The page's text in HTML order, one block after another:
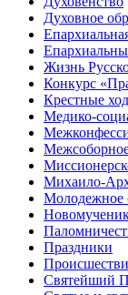
Духовное
Жизнь
Конкурс
Крестные
Медико-
Михаило-
Молодежное
Праздники
Святейший